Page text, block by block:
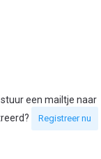
een mailtje naar
Registreer nu